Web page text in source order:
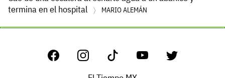
termina en el hospital
MARIO ALEMÁN